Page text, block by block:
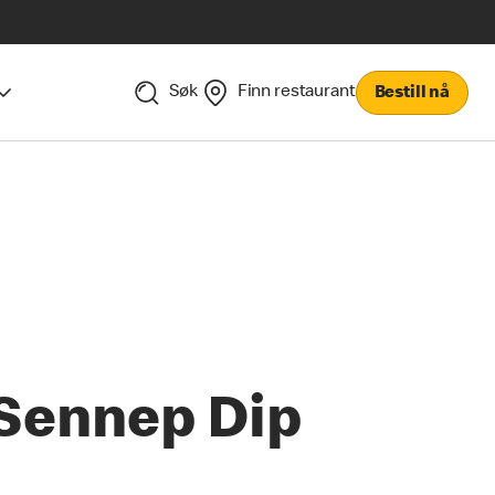
Søk Finn restaurant Bestill nå
Dip